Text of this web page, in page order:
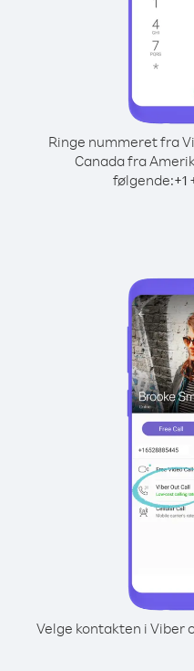
Ringe nummeret fra
Canada fra
følgende:+1
Velge kontakten i Viber